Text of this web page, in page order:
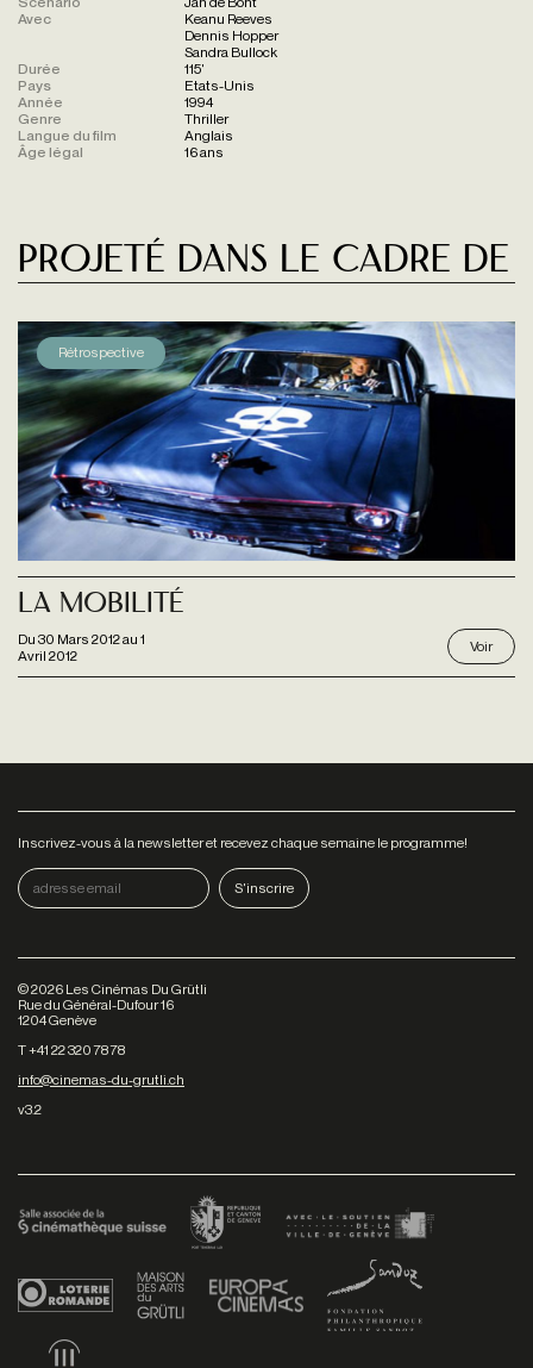
Avec
Keanu Reeves
Dennis Hopper
Sandra Bullock
Durée
115'
Pays
Etats-Unis
Année
1994
Genre
Thriller
Langue du film
Anglais
Âge légal
16 ans
Projeté dans le cadre de
Rétrospective
Du 30 Mars 2012au 1
Avril 2012
La Mobilité
Voir
Inscrivez-vous à la newsletter et recevez chaque semaine le programme!
©2026 Les Cinémas Du Grütli
Rue du Général-Dufour 16
1204 Genève
T +41 22 320 78 78
info@cinemas-du-grutli.ch
v3.2